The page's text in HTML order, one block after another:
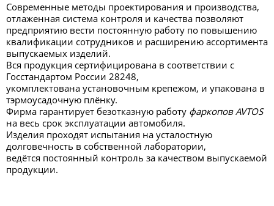
Современные методы проектирования и производства,
отлаженная система контроля и качества позволяют
предприятию вести постоянную работу по повышению
квалификации сотрудников и расширению ассортимента
выпускаемых изделий.
Вся продукция сертифицирована в соответствии с
Госстандартом России 28248,
укомплектована установочным крепежом, и упакована в
тэрмоусадочную плёнку.
Фирма гарантирует безотказную работу фаркопов AVTOS
на весь срок эксплуатации автомобиля.
Изделия проходят испытания на усталостную
долговечность в собственной лаборатории,
ведётся постоянный контроль за качеством выпускаемой
продукции.